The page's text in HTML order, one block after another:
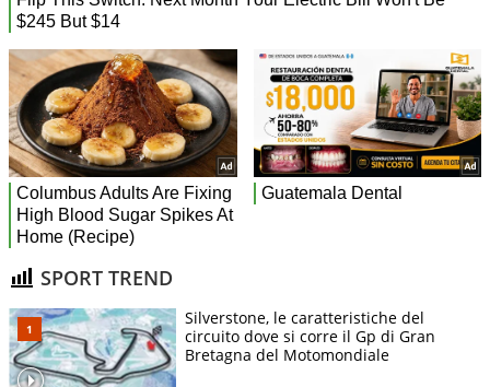
SPORT TREND
Silverstone, le caratteristiche del
circuito dove si corre il Gp di Gran
Bretagna del Motomondiale